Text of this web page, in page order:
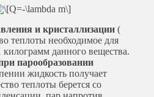
и кристаллизации (
теплоты необходимое для
килограмм данного вещества.
парообразовании
жидкость получает
теплоты берется со